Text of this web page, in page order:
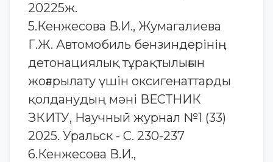
20225ж.
5.Кенжесова В.И., Жумагалиева
Г.Ж. Автомобиль бензиндерінің
детонациялық тұрақтылығын
жоғарылату үшін оксигенаттарды
қолданудың мәні ВЕСТНИК
ЗКИТУ, Научный журнал №1 (33)
2025. Уральск - С. 230-237
6.Кенжесова В.И.,